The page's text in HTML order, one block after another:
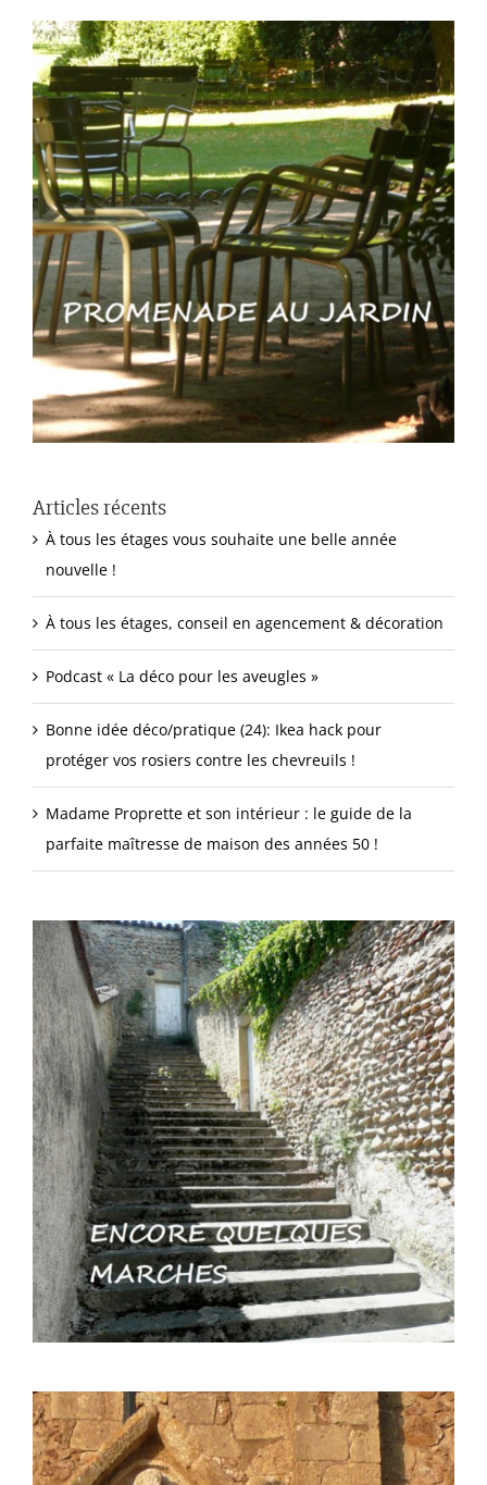
Articles récents
À tous les étages vous souhaite une belle année
nouvelle !
À tous les étages, conseil en agencement & décoration
Podcast « La déco pour les aveugles »
Bonne idée déco/pratique (24): Ikea hack pour
protéger vos rosiers contre les chevreuils !
Madame Proprette et son intérieur : le guide de la
parfaite maîtresse de maison des années 50 !